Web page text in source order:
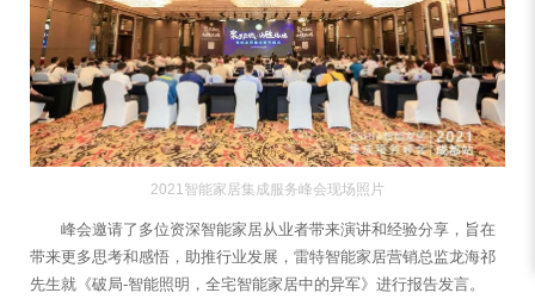
2021智能家居集成服务峰会现场照片
峰会邀请了多位资深智能家居从业者带来演讲和经验分享，旨在
带来更多思考和感悟，助推行业发展，雷特智能家居营销总监龙海祁
先生就《破局-智能照明，全宅智能家居中的异军》进行报告发言。